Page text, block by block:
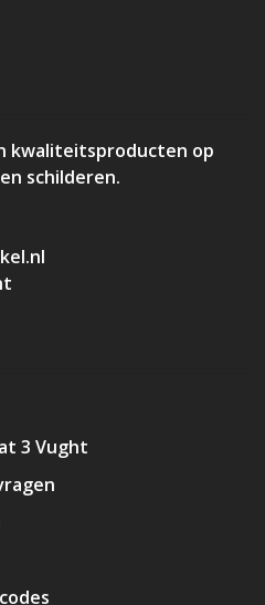
kwaliteitsproducten op
schilderen.
3 Vught